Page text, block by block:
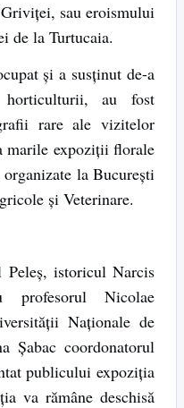
sau eroismului
de la Turtucaia.
şi a susţinut de-a
horticulturii, au fost
rare ale vizitelor
marile expoziţii florale
la Bucureşti
şi Veterinare.
istoricul Narcis
Nicolae
Naţionale de
coordonatorul
publicului expoziţia
va rămâne deschisă